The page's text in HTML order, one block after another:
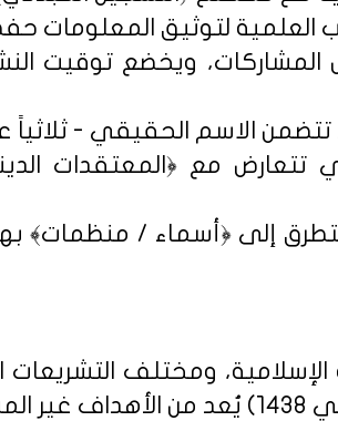
ويخضع توقيت
مع ﴿المعتقدات
إلى ﴿أسماء / منظمات﴾ بهدف
ومختلف التشريعات
) يُعد من الأهداف غير